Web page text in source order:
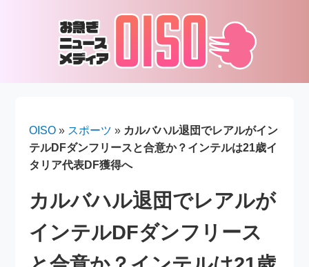
OISO » スポーツ » カルバハル退団でレアルがイン
テルDFダンフリースと合意か？インテルは21歳イ
タリア代表DF獲得へ
カルバハル退団でレアルが
インテルDFダンフリース